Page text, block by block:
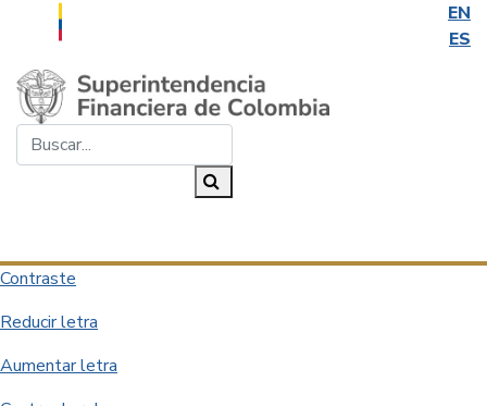
EN
ES
Saltar al contenido principal
Contraste
Reducir letra
Aumentar letra